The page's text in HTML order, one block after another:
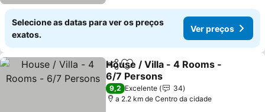
Selecione as datas para ver os preços
exatos.
Ver preços
PartilharAdicionar aos favoritos
House / Villa - 4 Rooms -
6/7 Persons
9,2 Excelente
34
a 2.2 km de Centro da cidade